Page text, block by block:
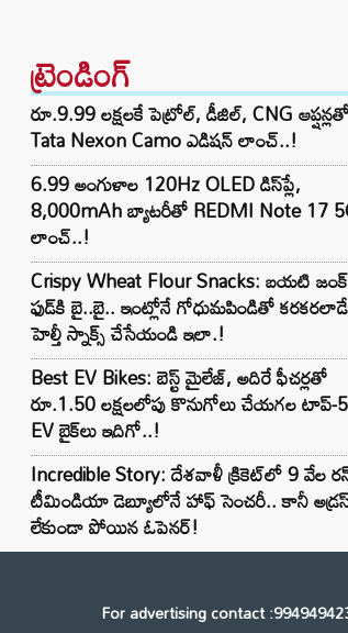
ట్రెండింగ్‌
రూ.9.99 లక్షలకే పెట్రోల్, డీజిల్, CNG ఆప్షన్లతో
Tata Nexon Camo ఎడిషన్ లాంచ్..!
6.99 అంగుళాల 120Hz OLED డిస్‌ప్లే,
8,000mAh బ్యాటరీతో REDMI Note 17
లాంచ్..!
Crispy Wheat Flour Snacks: బయటి జంక్
ఫుడ్‌కి బై..బై.. ఇంట్లోనే గోధుమపిండితో కరకరలాడే
హెల్తీ స్నాక్స్ చేసేయండి ఇలా.!
Best EV Bikes: బెస్ట్ మైలేజ్, అదిరే ఫీచర్లతో
రూ.1.50 లక్షలలోపు కొనుగోలు చేయగల టాప్-5
EV బైక్‌లు ఇదిగో..!
Incredible Story: దేశవాళీ క్రికెట్‌లో 9 వేల
టీమిండియా డెబ్యూలోనే హాఫ్ సెంచరీ.. కానీ
లేకుండా పోయిన ఓపెనర్!
For advertising contact